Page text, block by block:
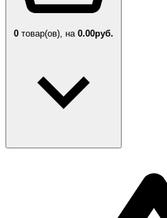
0 товар(ов), на 0.00руб.